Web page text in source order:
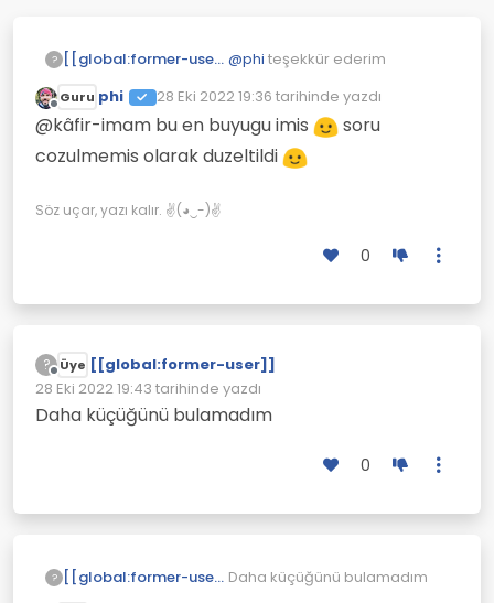
? [[global:former-user]] @phi teşekkür ederim
cevap 83160
Çevrimdışı
Guru phi 28 Eki 2022 19:36 tarihinde yazdı
Son düzenleyen:
@kâfir-imam bu en buyugu imis
soru
cozulmemis olarak duzeltildi
Söz uçar, yazı kalır. ✌(◕‿-)✌
0
?
Çevrimdışı
Üye [[global:former-user]]
28 Eki 2022 19:43 tarihinde yazdı
Son düzenleyen:
Daha küçüğünü bulamadım
0
? [[global:former-user]] Daha küçüğünü bulamadım